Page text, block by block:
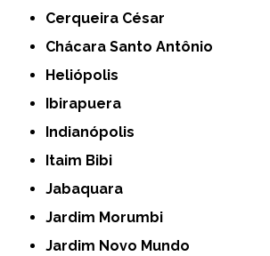
Cerqueira César
Chácara Santo Antônio
Heliópolis
Ibirapuera
Indianópolis
Itaim Bibi
Jabaquara
Jardim Morumbi
Jardim Novo Mundo